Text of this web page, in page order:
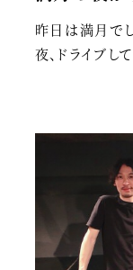
昨日は満月で
夜、ドライブ